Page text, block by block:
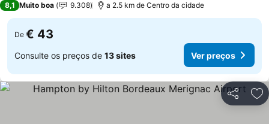
8,1 Muito boa 9.308 a 2.5 km de Centro da cidade
De € 43
Consulte os preços de 13 sites Ver preços
Partilhar